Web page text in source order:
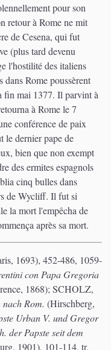
pour son
retour à Rome ne mit
de Cesena, qui fut
(plus tard devenu
l'hostilité des italiens
dans Rome poussèrent
fin mai 1377. Il parvint à
à Rome le 7
conférence de paix
le dernier pape de
bien que non exempt
des ermites espagnols
cinq bulles dans
de Wycliff. Il fut si
la mort l'empêcha de
après sa mort.
1693), 452-486, 1059-
con Papa Gregoria
1868); SCHOLZ,
Rom. (Hirschberg,
Urban V. und Gregor
der Papste seit dem
1901), 101-114, tr.